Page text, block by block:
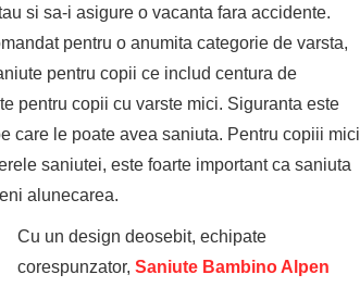
si sa-i asigure o vacanta fara accidente.
pentru o anumita categorie de varsta,
pentru copii ce includ centura de
pentru copii cu varste mici. Siguranta este
care le poate avea saniuta. Pentru copiii mici
saniutei, este foarte important ca saniuta
alunecarea.
Cu un design deosebit, echipate
corespunzator, Saniute Bambino Alpen